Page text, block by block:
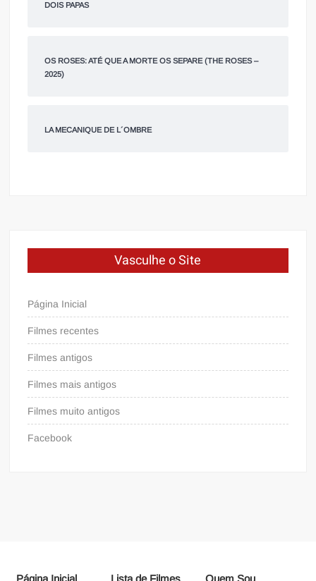
DOIS PAPAS
OS ROSES: ATÉ QUE A MORTE OS SEPARE (THE ROSES –
2025)
LA MECANIQUE DE L´OMBRE
Vasculhe o Site
Página Inicial
Filmes recentes
Filmes antigos
Filmes mais antigos
Filmes muito antigos
Facebook